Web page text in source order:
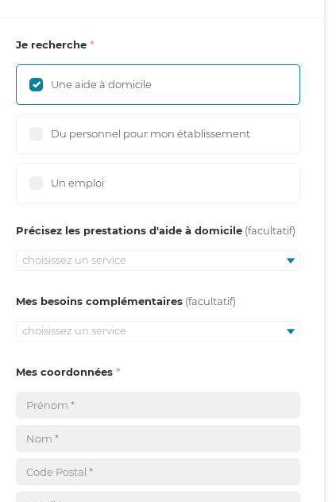
Je recherche
Une aide à domicile
Du personnel pour mon établissement
Un emploi
Précisez les prestations d'aide à domicile
choisissez un service
Mes besoins complémentaires
choisissez un service
Mes coordonnées